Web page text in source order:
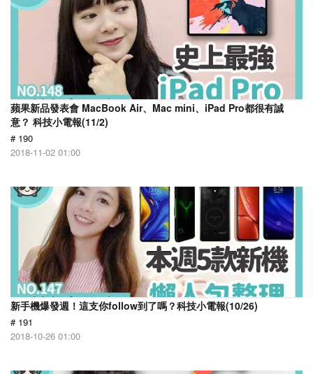
蘋果新品發表會 MacBook Air、Mac mini、iPad Pro都很有誠
意？ 科技小電報(11/2)
# 190
2018-11-02 01:00
新手機爆發週！這支你follow到了嗎？科技小電報(10/26)
# 191
2018-10-26 01:00